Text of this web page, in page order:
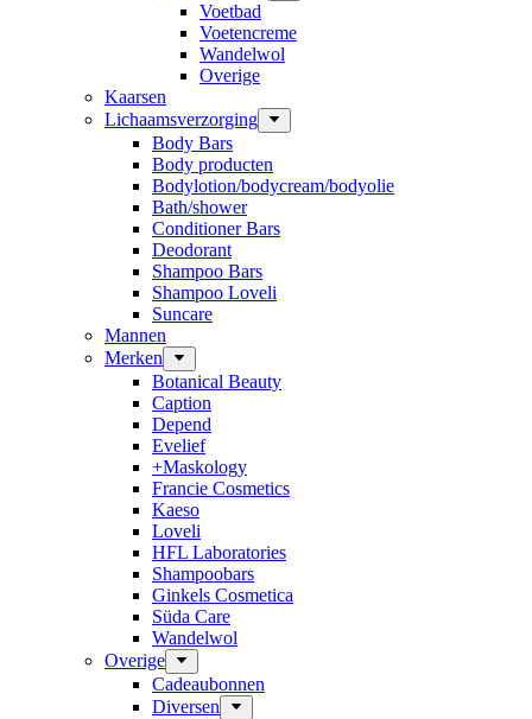
Voetbad
Voetencreme
Wandelwol
Overige
Kaarsen
Lichaamsverzorging
Body Bars
Body producten
Bodylotion/bodycream/bodyolie
Bath/shower
Conditioner Bars
Deodorant
Shampoo Bars
Shampoo Loveli
Suncare
Mannen
Merken
Botanical Beauty
Caption
Depend
Evelief
+Maskology
Francie Cosmetics
Kaeso
Loveli
HFL Laboratories
Shampoobars
Ginkels Cosmetica
Süda Care
Wandelwol
Overige
Cadeaubonnen
Diversen